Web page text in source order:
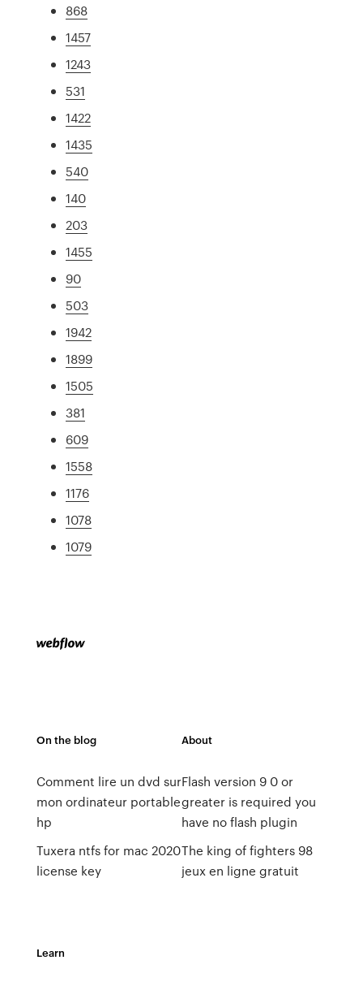
868
1457
1243
531
1422
1435
540
140
203
1455
90
503
1942
1899
1505
381
609
1558
1176
1078
1079
On the blog
Comment lire un dvd sur
mon ordinateur portable
hp
Tuxera ntfs for mac 2020
license key
About
Flash version 9 0 or
greater is required you
have no flash plugin
The king of fighters 98
jeux en ligne gratuit
Learn